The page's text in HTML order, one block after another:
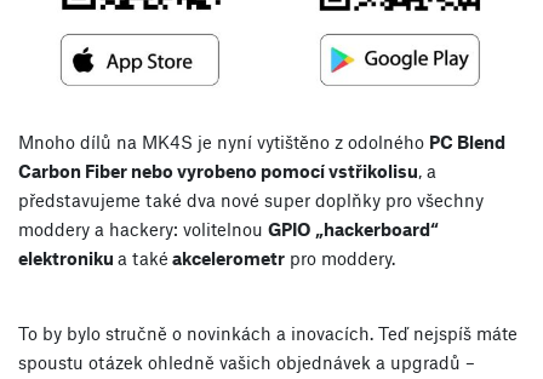
Mnoho dílů na MK4S je nyní vytištěno z odolného PC Blend
Carbon Fiber nebo vyrobeno pomocí vstřikolisu, a
představujeme také dva nové super doplňky pro všechny
moddery a hackery: volitelnou GPIO „hackerboard“
elektroniku a také akcelerometr pro moddery.
To by bylo stručně o novinkách a inovacích. Teď nejspíš máte
spoustu otázek ohledně vašich objednávek a upgradů –